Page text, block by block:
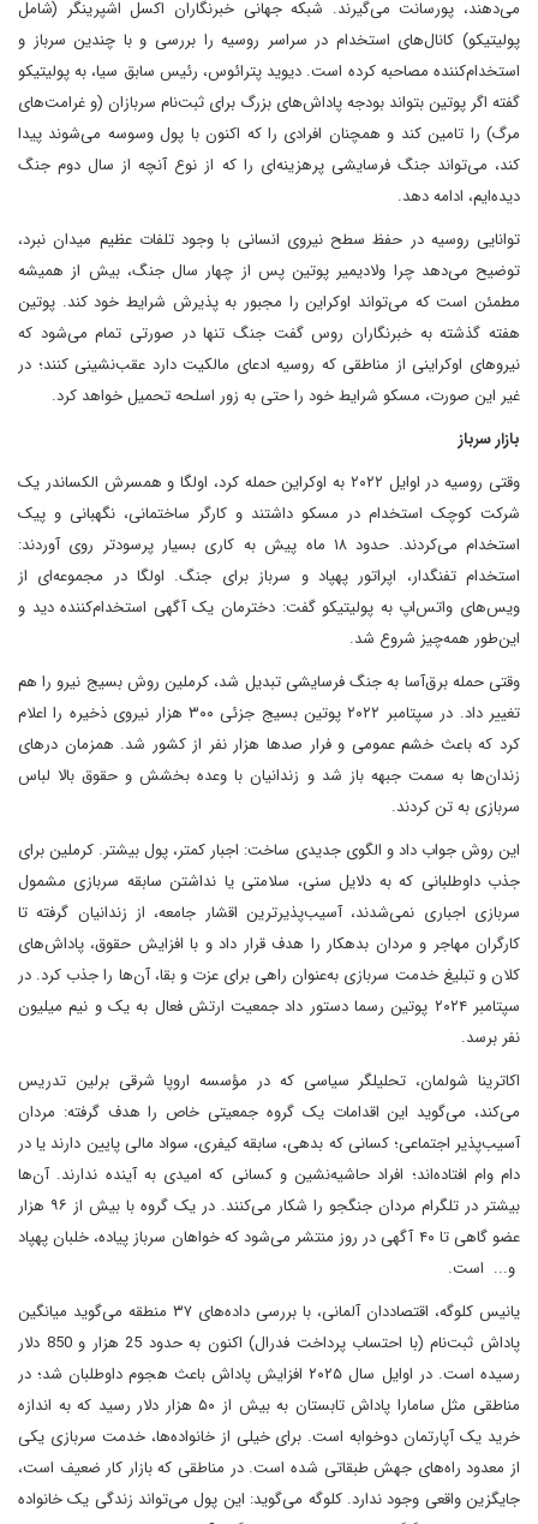
می‌دهند، پورسانت می‌گیرند. شبکه جهانی خبرنگاران اکسل اشپرینگر (شامل
پولیتیکو) کانال‌های استخدام در سراسر روسیه را بررسی و با چندین سرباز و
استخدام‌کننده مصاحبه کرده است. دیوید پترائوس، رئیس سابق سیا، به پولیتیکو
گفته اگر پوتین بتواند بودجه پاداش‌های بزرگ برای ثبت‌نام سربازان (و غرامت‌های
مرگ) را تامین کند و همچنان افرادی را که اکنون با پول وسوسه می‌شوند پیدا
کند، می‌تواند جنگ فرسایشی پرهزینه‌ای را که از نوع آنچه از سال دوم جنگ
دیده‌ایم، ادامه دهد.
توانایی روسیه در حفظ سطح نیروی انسانی با وجود تلفات عظیم میدان نبرد،
توضیح می‌دهد چرا ولادیمیر پوتین پس از چهار سال جنگ، بیش از همیشه
مطمئن است که می‌تواند اوکراین را مجبور به پذیرش شرایط خود کند. پوتین
هفته گذشته به خبرنگاران روس گفت جنگ تنها در صورتی تمام می‌شود که
نیروهای اوکراینی از مناطقی که روسیه ادعای مالکیت دارد عقب‌نشینی کنند؛ در
غیر این صورت، مسکو شرایط خود را حتی به زور اسلحه تحمیل خواهد کرد.
بازار سرباز
وقتی روسیه در اوایل ۲۰۲۲ به اوکراین حمله کرد، اولگا و همسرش الکساندر یک
شرکت کوچک استخدام در مسکو داشتند و کارگر ساختمانی، نگهبانی و پیک
استخدام می‌کردند. حدود ۱۸ ماه پیش به کاری بسیار پرسودتر روی آوردند:
استخدام تفنگدار، اپراتور پهپاد و سرباز برای جنگ. اولگا در مجموعه‌ای از
ویس‌های واتس‌اپ به پولیتیکو گفت: دخترمان یک آگهی استخدام‌کننده دید و
این‌طور همه‌چیز شروع شد.
وقتی حمله برق‌آسا به جنگ فرسایشی تبدیل شد، کرملین روش بسیج نیرو را هم
تغییر داد. در سپتامبر ۲۰۲۲ پوتین بسیج جزئی ۳۰۰ هزار نیروی ذخیره را اعلام
کرد که باعث خشم عمومی و فرار صدها هزار نفر از کشور شد. همزمان درهای
زندان‌ها به سمت جبهه باز شد و زندانیان با وعده بخشش و حقوق بالا لباس
سربازی به تن کردند.
این روش جواب داد و الگوی جدیدی ساخت: اجبار کمتر، پول بیشتر. کرملین برای
جذب داوطلبانی که به دلایل سنی، سلامتی یا نداشتن سابقه سربازی مشمول
سربازی اجباری نمی‌شدند، آسیب‌پذیرترین اقشار جامعه، از زندانیان گرفته تا
کارگران مهاجر و مردان بدهکار را هدف قرار داد و با افزایش حقوق، پاداش‌های
کلان و تبلیغ خدمت سربازی به‌عنوان راهی برای عزت و بقا، آن‌ها را جذب کرد. در
سپتامبر ۲۰۲۴ پوتین رسما دستور داد جمعیت ارتش فعال به یک و نیم میلیون
نفر برسد.
اکاترینا شولمان، تحلیلگر سیاسی که در مؤسسه اروپا شرقی برلین تدریس
می‌کند، می‌گوید این اقدامات یک گروه جمعیتی خاص را هدف گرفته: مردان
آسیب‌پذیر اجتماعی؛ کسانی که بدهی، سابقه کیفری، سواد مالی پایین دارند یا در
دام وام افتاده‌اند؛ افراد حاشیه‌نشین و کسانی که امیدی به آینده ندارند. آن‌ها
بیشتر در تلگرام مردان جنگجو را شکار می‌کنند. در یک گروه با بیش از ۹۶ هزار
عضو گاهی تا ۴۰ آگهی در روز منتشر می‌شود که خواهان سرباز پیاده، خلبان پهپاد
و... است.
یانیس کلوگه، اقتصاددان آلمانی، با بررسی داده‌های ۳۷ منطقه می‌گوید میانگین
پاداش ثبت‌نام (با احتساب پرداخت فدرال) اکنون به حدود 25 هزار و 850 دلار
رسیده است. در اوایل سال ۲۰۲۵ افزایش پاداش باعث هجوم داوطلبان شد؛ در
مناطقی مثل سامارا پاداش تابستان به بیش از ۵۰ هزار دلار رسید که به اندازه
خرید یک آپارتمان دوخوابه است. برای خیلی از خانواده‌ها، خدمت سربازی یکی
از معدود راه‌های جهش طبقاتی شده است. در مناطقی که بازار کار ضعیف است،
جایگزین واقعی وجود ندارد. کلوگه می‌گوید: این پول می‌تواند زندگی یک خانواده